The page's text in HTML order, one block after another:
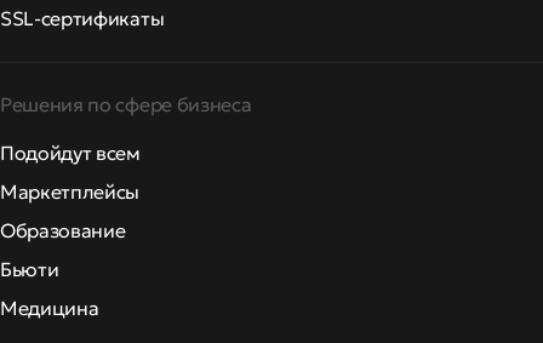
SSL-сертификаты
Решения по сфере бизнеса
Подойдут всем
Маркетплейсы
Образование
Бьюти
Медицина